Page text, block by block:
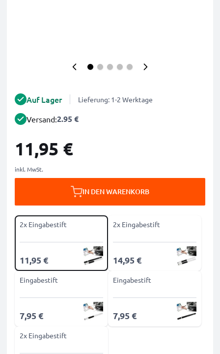
Auf Lager Lieferung: 1-2 Werktage
Versand:2.95 €
11,95 €
inkl. MwSt.
IN DEN WARENKORB
2x Eingabestift
11,95 €
2x Eingabestift
14,95 €
Eingabestift
7,95 €
Eingabestift
7,95 €
2x Eingabestift